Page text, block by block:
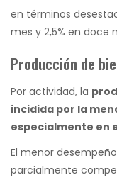
en términos
mes y 2,5% en doce
Producción de
Por actividad, la
incidida por la
especialmente en
El menor
parcialmente